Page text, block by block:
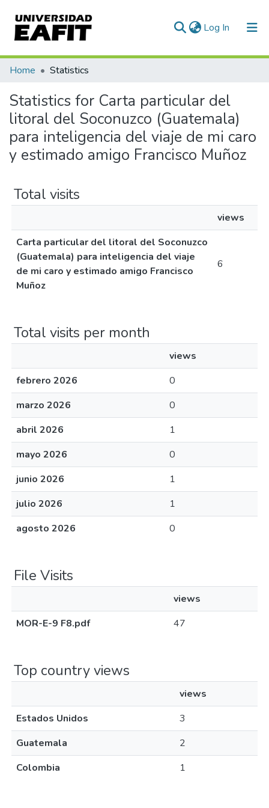
Log In (current)
Communities & Collections
All of DSpace
Home Statistics
Statistics for Carta particular del
litoral del Soconuzco (Guatemala)
para inteligencia del viaje de mi caro
y estimado amigo Francisco Muñoz
Total visits
views
Carta particular del litoral del Soconuzco
(Guatemala) para inteligencia del viaje
de mi caro y estimado amigo Francisco
Muñoz
6
Total visits per month
views
febrero 2026
0
marzo 2026
0
abril 2026
1
mayo 2026
0
junio 2026
1
julio 2026
1
agosto 2026
0
File Visits
views
MOR-E-9 F8.pdf
47
Top country views
views
Estados Unidos
3
Guatemala
2
Colombia
1